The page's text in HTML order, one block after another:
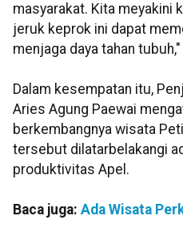
masyarakat. Kita meyakini
jeruk keprok ini dapat
menjaga daya tahan
Dalam kesempatan itu,
Aries Agung Paewai
berkembangnya wisata
tersebut dilatarbelakangi
produktivitas Apel.
Baca juga: Ada Wisata